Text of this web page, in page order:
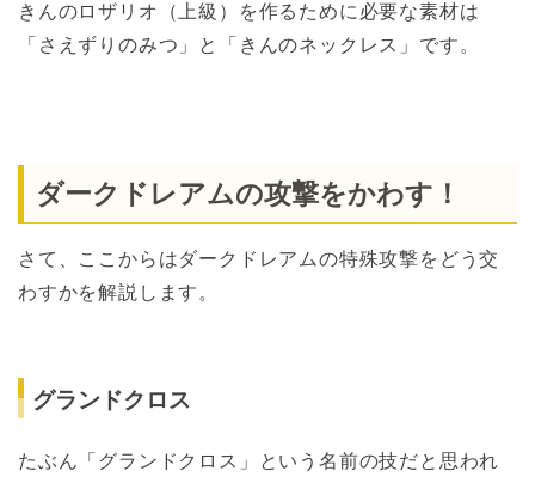
きんのロザリオ（上級）を作るために必要な素材は
「さえずりのみつ」と「きんのネックレス」です。
ダークドレアムの攻撃をかわす！
さて、ここからはダークドレアムの特殊攻撃をどう交
わすかを解説します。
グランドクロス
たぶん「グランドクロス」という名前の技だと思われ